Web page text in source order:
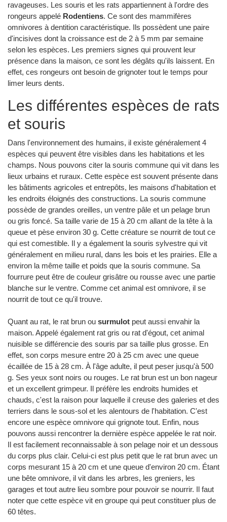
ravageuses. Les souris et les rats appartiennent à l'ordre des
rongeurs appelé Rodentiens. Ce sont des mammifères
omnivores à dentition caractéristique. Ils possèdent une paire
d'incisives dont la croissance est de 2 à 5 mm par semaine
selon les espèces. Les premiers signes qui prouvent leur
présence dans la maison, ce sont les dégâts qu'ils laissent. En
effet, ces rongeurs ont besoin de grignoter tout le temps pour
limer leurs dents.
Les différentes espèces de rats
et souris
Dans l'environnement des humains, il existe généralement 4
espèces qui peuvent être visibles dans les habitations et les
champs. Nous pouvons citer la souris commune qui vit dans les
lieux urbains et ruraux. Cette espèce est souvent présente dans
les bâtiments agricoles et entrepôts, les maisons d'habitation et
les endroits éloignés des constructions. La souris commune
possède de grandes oreilles, un ventre pâle et un pelage brun
ou gris foncé. Sa taille varie de 15 à 20 cm allant de la tête à la
queue et pèse environ 30 g. Cette créature se nourrit de tout ce
qui est comestible. Il y a également la souris sylvestre qui vit
généralement en milieu rural, dans les bois et les prairies. Elle a
environ la même taille et poids que la souris commune. Sa
fourrure peut être de couleur grisâtre ou rousse avec une partie
blanche sur le ventre. Comme cet animal est omnivore, il se
nourrit de tout ce qu'il trouve.
Quant au rat, le rat brun ou surmulot peut aussi envahir la
maison. Appelé également rat gris ou rat d'égout, cet animal
nuisible se différencie des souris par sa taille plus grosse. En
effet, son corps mesure entre 20 à 25 cm avec une queue
écaillée de 15 à 28 cm. À l'âge adulte, il peut peser jusqu'à 500
g. Ses yeux sont noirs ou rouges. Le rat brun est un bon nageur
et un excellent grimpeur. Il préfère les endroits humides et
chauds, c'est la raison pour laquelle il creuse des galeries et des
terriers dans le sous-sol et les alentours de l'habitation. C'est
encore une espèce omnivore qui grignote tout. Enfin, nous
pouvons aussi rencontrer la dernière espèce appelée le rat noir.
Il est facilement reconnaissable à son pelage noir et un dessous
du corps plus clair. Celui-ci est plus petit que le rat brun avec un
corps mesurant 15 à 20 cm et une queue d'environ 20 cm. Étant
une bête omnivore, il vit dans les arbres, les greniers, les
garages et tout autre lieu sombre pour pouvoir se nourrir. Il faut
noter que cette espèce vit en groupe qui peut constituer plus de
60 têtes.